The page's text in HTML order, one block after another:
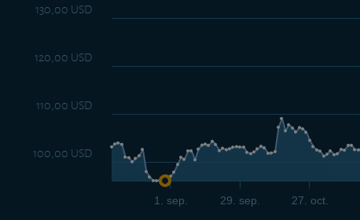
1. sep. 29. sep. 27. oct.
100,00 USD
110,00 USD
120,00 USD
130,00 USD